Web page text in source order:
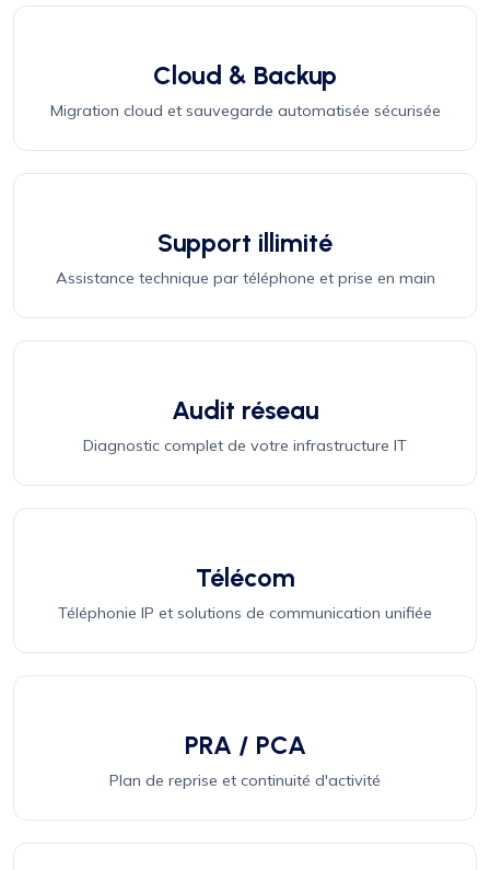
Cloud & Backup
Migration cloud et sauvegarde automatisée sécurisée
Support illimité
Assistance technique par téléphone et prise en main
Audit réseau
Diagnostic complet de votre infrastructure IT
Télécom
Téléphonie IP et solutions de communication unifiée
PRA / PCA
Plan de reprise et continuité d'activité